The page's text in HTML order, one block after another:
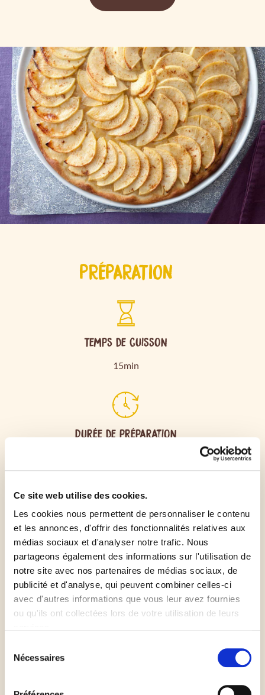
Ce site web utilise des cookies.
Les cookies nous permettent de personnaliser le contenu
et les annonces, d'offrir des fonctionnalités relatives aux
médias sociaux et d'analyser notre trafic. Nous
partageons également des informations sur l'utilisation de
notre site avec nos partenaires de médias sociaux, de
publicité et d'analyse, qui peuvent combiner celles-ci
avec d'autres informations que vous leur avez fournies
ou qu'ils ont collectées lors de votre utilisation de leurs
Nécessaires
PRÉPARATION
Temps de cuisson
15min
Durée de préparation
Préchauffer le four à 220 °C (th. 6-7).
Éplucher les pommes et les tailler en fines tranches
(3 mm d'épaisseur).
Couper le beurre en petits dés de 1 cm.
de cannelle et de cassonade, puis disposer les dés de